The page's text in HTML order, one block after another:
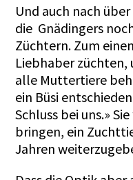
Und auch nach
die Gnädingers
Züchtern. Zum
Liebhaber züchten,
alle Muttertiere
ein Büsi
Schluss bei uns.»
bringen, ein
Jahren